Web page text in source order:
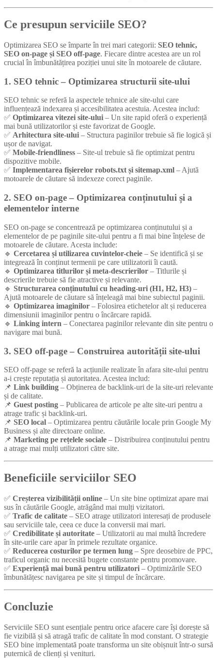
Ce presupun serviciile SEO?
Optimizarea SEO se împarte în trei mari categorii: SEO tehnic,
SEO on-page și SEO off-page. Fiecare dintre acestea are un rol
crucial în îmbunătățirea poziției unui site în motoarele de căutare.
1. SEO tehnic – Optimizarea structurii site-ului
SEO tehnic se referă la aspectele tehnice ale site-ului care
influențează indexarea și accesibilitatea acestuia. Acestea includ:
✅ Optimizarea vitezei site-ului – Un site rapid oferă o experiență
mai bună utilizatorilor și este favorizat de Google.
✅ Arhitectura site-ului – Structura paginilor trebuie să fie logică și
ușor de navigat.
✅ Mobile-friendliness – Site-ul trebuie să fie optimizat pentru
dispozitive mobile.
✅ Implementarea fișierelor robots.txt și sitemap.xml – Ajută
motoarele de căutare să indexeze corect paginile.
2. SEO on-page – Optimizarea conținutului și a
elementelor interne
SEO on-page se concentrează pe optimizarea conținutului și a
elementelor de pe paginile site-ului pentru a fi mai bine înțelese de
motoarele de căutare. Acesta include:
🔹 Cercetarea și utilizarea cuvintelor-cheie – Se identifică și se
integrează în conținut termenii pe care utilizatorii îi caută.
🔹 Optimizarea titlurilor și meta-descrierilor – Titlurile și
descrierile trebuie să fie atractive și relevante.
🔹 Structurarea conținutului cu heading-uri (H1, H2, H3) –
Ajută motoarele de căutare să înțeleagă mai bine subiectul paginii.
🔹 Optimizarea imaginilor – Folosirea etichetelor alt și reducerea
dimensiunii imaginilor pentru o încărcare rapidă.
🔹 Linking intern – Conectarea paginilor relevante din site pentru o
navigare mai bună.
3. SEO off-page – Construirea autorității site-ului
SEO off-page se referă la acțiunile realizate în afara site-ului pentru
a-i crește reputația și autoritatea. Acestea includ:
📌 Link building – Obținerea de backlink-uri de la site-uri relevante
și de calitate.
📌 Guest posting – Publicarea de articole pe alte site-uri pentru a
atrage trafic și backlink-uri.
📌 SEO local – Optimizarea pentru căutările locale prin Google My
Business și alte directoare online.
📌 Marketing pe rețelele sociale – Distribuirea conținutului pentru
a atrage mai mulți utilizatori către site.
Beneficiile serviciilor SEO
✅ Creșterea vizibilității online – Un site bine optimizat apare mai
sus în căutările Google, atrăgând mai mulți vizitatori.
✅ Trafic de calitate – SEO atrage utilizatori interesați de produsele
sau serviciile tale, ceea ce duce la conversii mai mari.
✅ Credibilitate și autoritate – Utilizatorii au mai multă încredere
în site-urile care apar în primele rezultate organice.
✅ Reducerea costurilor pe termen lung – Spre deosebire de PPC,
traficul organic nu necesită bugete constante pentru promovare.
✅ Experiență mai bună pentru utilizatori – Optimizările SEO
îmbunătățesc navigarea pe site și timpul de încărcare.
Concluzie
Serviciile SEO sunt esențiale pentru orice afacere care își dorește să
fie vizibilă și să atragă trafic de calitate în mod constant. O strategie
SEO bine implementată poate transforma un site obișnuit într-o sursă
puternică de clienți și venituri.